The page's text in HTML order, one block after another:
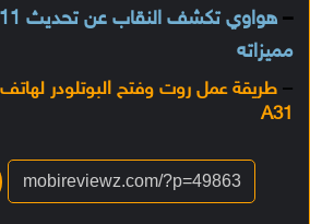
–
مميزاته
–
A31